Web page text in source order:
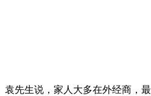
袁先生说，家人大多在外经商，